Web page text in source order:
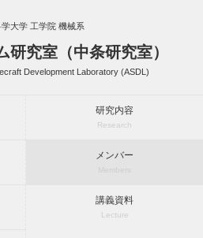
大学 工学院 機械系
研究室（中条研究室）
Development Laboratory (ASDL)
研究内容
Research
メンバー
講義資料
Lecture